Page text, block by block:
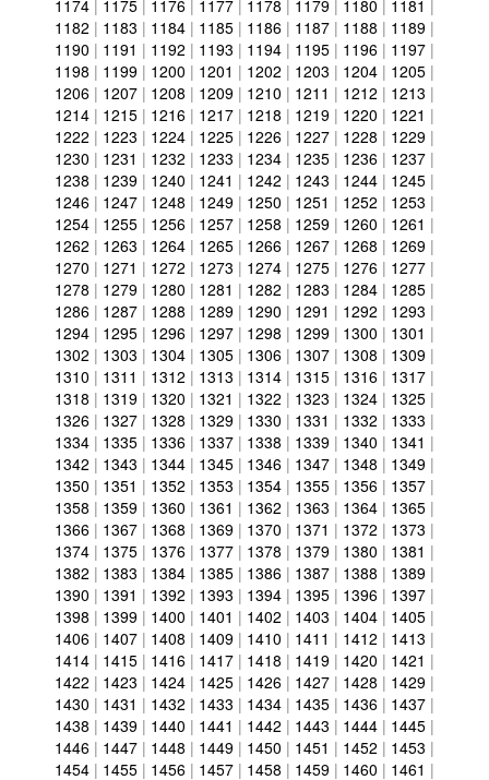
1174 1175 1176 1177 1178 1179 1180 1181
1182 | 1183 | 1184 | 1185 | 1186 | 1187 | 1188 | 1189 |
1190 | 1191 | 1192 | 1193 | 1194 | 1195 | 1196 | 1197 |
1198 | 1199 | 1200 | 1201 | 1202 | 1203 | 1204 | 1205 |
1206 | 1207 | 1208 | 1209 | 1210 | 1211 | 1212 | 1213 |
1214 | 1215 | 1216 | 1217 | 1218 | 1219 | 1220 | 1221 |
1222 | 1223 | 1224 | 1225 | 1226 | 1227 | 1228 | 1229 |
1230 | 1231 | 1232 | 1233 | 1234 | 1235 | 1236 | 1237 |
1238 | 1239 | 1240 | 1241 | 1242 | 1243 | 1244 | 1245 |
1246 | 1247 | 1248 | 1249 | 1250 | 1251 | 1252 | 1253 |
1254 | 1255 | 1256 | 1257 | 1258 | 1259 | 1260 | 1261 |
1262 | 1263 | 1264 | 1265 | 1266 | 1267 | 1268 | 1269 |
1270 | 1271 | 1272 | 1273 | 1274 | 1275 | 1276 | 1277 |
1278 | 1279 | 1280 | 1281 | 1282 | 1283 | 1284 | 1285 |
1286 | 1287 | 1288 | 1289 | 1290 | 1291 | 1292 | 1293 |
1294 | 1295 | 1296 | 1297 | 1298 | 1299 | 1300 | 1301 |
1302 | 1303 | 1304 | 1305 | 1306 | 1307 | 1308 | 1309 |
1310 | 1311 | 1312 | 1313 | 1314 | 1315 | 1316 | 1317 |
1318 | 1319 | 1320 | 1321 | 1322 | 1323 | 1324 | 1325 |
1326 | 1327 | 1328 | 1329 | 1330 | 1331 | 1332 | 1333 |
1334 | 1335 | 1336 | 1337 | 1338 | 1339 | 1340 | 1341 |
1342 | 1343 | 1344 | 1345 | 1346 | 1347 | 1348 | 1349 |
1350 | 1351 | 1352 | 1353 | 1354 | 1355 | 1356 | 1357 |
1358 | 1359 | 1360 | 1361 | 1362 | 1363 | 1364 | 1365 |
1366 | 1367 | 1368 | 1369 | 1370 | 1371 | 1372 | 1373 |
1374 | 1375 | 1376 | 1377 | 1378 | 1379 | 1380 | 1381 |
1382 | 1383 | 1384 | 1385 | 1386 | 1387 | 1388 | 1389 |
1390 | 1391 | 1392 | 1393 | 1394 | 1395 | 1396 | 1397 |
1398 | 1399 | 1400 | 1401 | 1402 | 1403 | 1404 | 1405 |
1406 | 1407 | 1408 | 1409 | 1410 | 1411 | 1412 | 1413 |
1414 | 1415 | 1416 | 1417 | 1418 | 1419 | 1420 | 1421 |
1422 | 1423 | 1424 | 1425 | 1426 | 1427 | 1428 | 1429 |
1430 | 1431 | 1432 | 1433 | 1434 | 1435 | 1436 | 1437 |
1438 | 1439 | 1440 | 1441 | 1442 | 1443 | 1444 | 1445 |
1446 | 1447 | 1448 | 1449 | 1450 | 1451 | 1452 | 1453 |
1454 | 1455 | 1456 | 1457 | 1458 | 1459 | 1460 | 1461 |